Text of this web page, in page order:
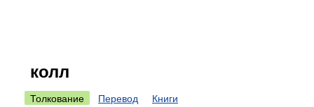
колл
Толкование Перевод Книги